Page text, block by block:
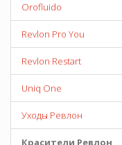
Orofluido
Revlon Pro You
Revlon Restart
Uniq One
Уходы Ревлон
Красители Ревлон